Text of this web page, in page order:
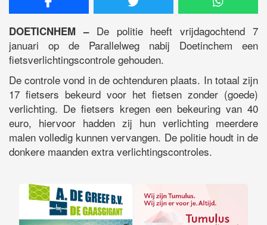
DOETICNHEM –De politie heeft vrijdagochtend 7
januari op de Parallelweg nabij Doetinchem een
fietsverlichtingscontrole gehouden.
De controle vond in de ochtenduren plaats. In totaal zijn
17 fietsers bekeurd voor het fietsen zonder (goede)
verlichting. De fietsers kregen een bekeuring van 40
euro, hiervoor hadden zij hun verlichting meerdere
malen volledig kunnen vervangen. De politie houdt in de
donkere maanden extra verlichtingscontroles.